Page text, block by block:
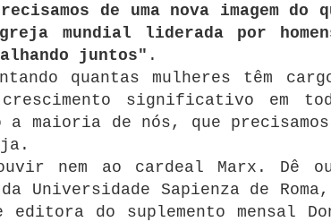
de uma nova imagem
mundial liderada por
juntos" .
quantas mulheres têm
significativo em
maioria de nós, que
nem ao cardeal Marx. Dê
Universidade Sapienza de
editora do suplemento mensal